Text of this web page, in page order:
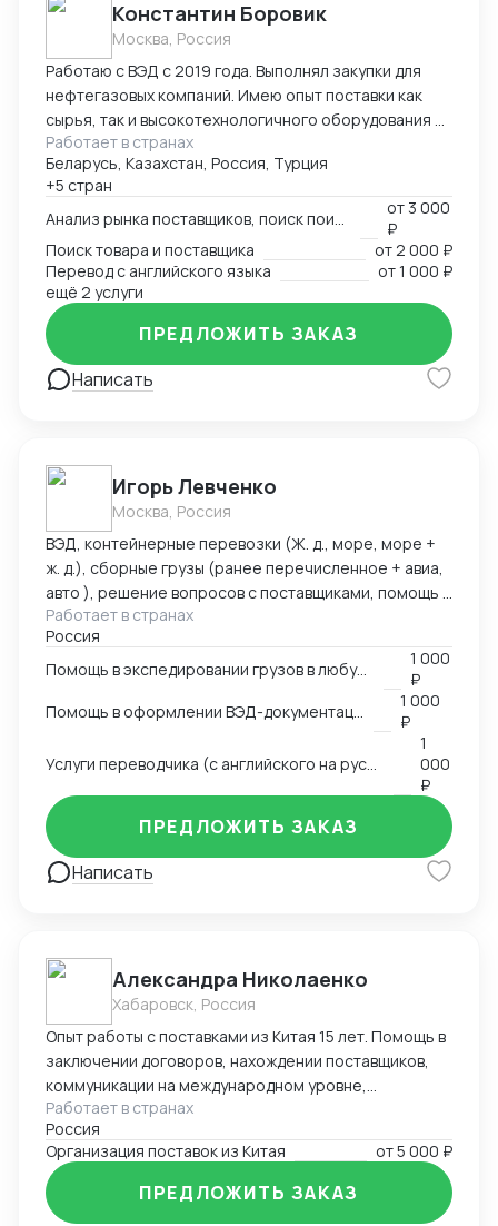
Константин Боровик
Москва, Россия
Работаю с ВЭД с 2019 года. Выполнял закупки для
нефтегазовых компаний. Имею опыт поставки как
сырья, так и высокотехнологичного оборудования и
химии. Выполняю полный спектр услуг начиная с
поиска поставщика и закупкой, заканчивая
таможенным оформлением и логистикой.
Работает в странах
Беларусь, Казахстан, Россия, Турция
+5 стран
от 3 000
₽
Поиск товара и поставщика
от2 000 ₽
Перевод с английского языка
от1 000 ₽
ещё 2 услуги
Написать
ПРЕДЛОЖИТЬ ЗАКАЗ
Игорь Левченко
Москва, Россия
ВЭД, контейнерные перевозки (Ж. д., море, море +
ж. д.), сборные грузы (ранее перечисленное + авиа,
авто ), решение вопросов с поставщиками, помощь в
оформлении документов. Имею 15 летний опыт
работы в сфере ВЭД. Работал в торговых компаниях
и компаниях-экспедиторах. Работал с десятками
Работает в странах
Россия
Помощь в экспедировании грузов в любую точку мира
1 000
₽
1 000
₽
Услуги переводчика (с английского на русский и с русского на английский)
1
000
₽
Написать
ПРЕДЛОЖИТЬ ЗАКАЗ
Александра Николаенко
Хабаровск, Россия
Опыт работы с поставками из Китая 15 лет. Помощь в
заключении договоров, нахождении поставщиков,
коммуникации на международном уровне,
понимание рынка, хорошие связи в Китае. Помощь в
организации Доставки. Склады в разных городах
Китая ( Гуанчжоу, суйфеньхе, фуюань) , проверенные
китайские посредники. ЗАВОЗ груза через Москву ,
Владивосток, Уссурийск.
Работает в странах
Россия
Организация поставок из Китая
от5 000 ₽
ПРЕДЛОЖИТЬ ЗАКАЗ